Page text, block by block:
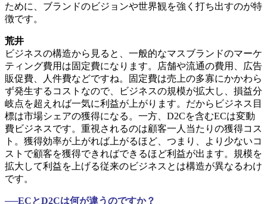
ために、ブランドのビジョンや世界観を強く打ち出すのが特
徴です。
荒井
ビジネスの構造から見ると、一般的なマスブランドのマーケ
ティング費用は固定費になります。店舗や流通の費用、広告
販促費、人件費などですね。固定費は売上の多寡にかかわら
ず発生するコストなので、ビジネスの規模が拡大し、損益分
岐点を超えれば一気に利益が上がります。だからビジネス目
標は市場シェアの獲得になる。一方、D2Cを含むECは変動
費ビジネスです。重視されるのは顧客一人当たりの獲得コス
ト。獲得効率が上がれば上がるほど、つまり、より少ないコ
ストで顧客を獲得できればできるほど利益が出ます。規模を
拡大して利益を上げる従来のビジネスとは構造が異なるわけ
です。
──ECとD2Cは何が違うのですか？